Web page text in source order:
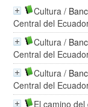
Cultura /
Central del
Cultura /
Central del
Cultura /
Central del
El camino del